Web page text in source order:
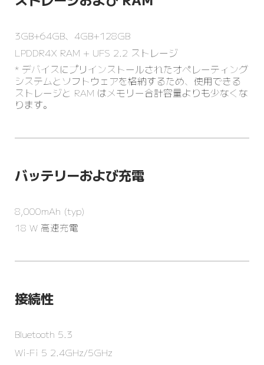
3GB+64GB、4GB+128GB
LPDDR4X RAM + UFS 2.2 ストレージ
* デバイスにプリインストールされたオペレーティング
システムとソフトウェアを格納するため、使用できる
ストレージと RAM はメモリー合計容量よりも少なくな
ります。
バッテリーおよび充電
18 W 高速充電
接続性
Bluetooth 5.3
Wi-Fi 5 2.4GHz/5GHz